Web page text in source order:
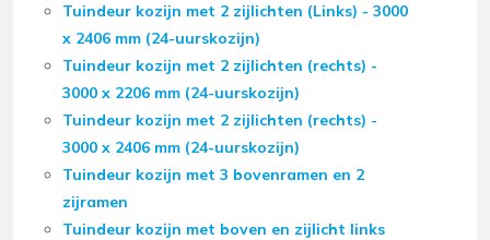
Tuindeur kozijn met 2 zijlichten (Links) - 3000
x 2406 mm (24-uurskozijn)
Tuindeur kozijn met 2 zijlichten (rechts) -
3000 x 2206 mm (24-uurskozijn)
Tuindeur kozijn met 2 zijlichten (rechts) -
3000 x 2406 mm (24-uurskozijn)
Tuindeur kozijn met 3 bovenramen en 2
zijramen
Tuindeur kozijn met boven en zijlicht links